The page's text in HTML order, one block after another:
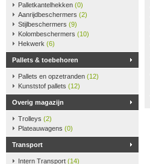
Palletkantelhekken (0)
Aanrijdbeschermers (2)
Stijlbeschermers (9)
Kolombeschermers (10)
Hekwerk (6)
Pallets & toebehoren
Pallets en opzetranden (12)
Kunststof pallets (12)
Overig magazijn
Trolleys (2)
Plateauwagens (0)
Transport
Intern Transport (14)